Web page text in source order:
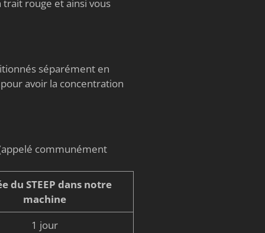
rouge et ainsi vous
séparément en
avoir la concentration
communément
du STEEP dans notre
machine
1 jour